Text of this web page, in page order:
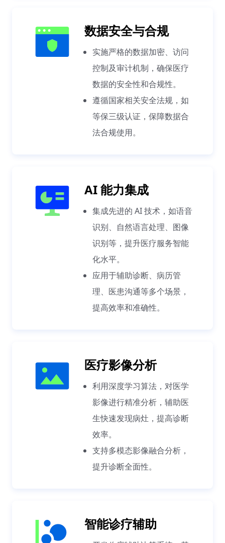
数据安全与合规
实施严格的数据加密、访问
控制及审计机制，确保医疗
数据的安全性和合规性。
遵循国家相关安全法规，如
等保三级认证，保障数据合
法合规使用。
AI 能力集成
集成先进的 AI 技术，如语音
识别、自然语言处理、图像
识别等，提升医疗服务智能
化水平。
应用于辅助诊断、病历管
理、医患沟通等多个场景，
提高效率和准确性。
医疗影像分析
利用深度学习算法，对医学
影像进行精准分析，辅助医
生快速发现病灶，提高诊断
效率。
支持多模态影像融合分析，
提升诊断全面性。
智能诊疗辅助